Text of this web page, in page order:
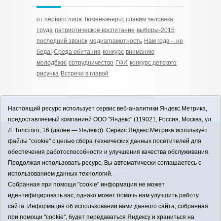
от первого лица Тюменьэнерго славим человека
труда патриотическое воспитание выборы-2015
последний звонок медиаграмотность Нам года – не
беда! Среда обитания конкурс вниманию
молодёжи! сотрудничество ГФИ конкурс детского
рисунка Встречи в главой
12+
ЗАВОДОУКОВСК online / Новости
Заводоуковского муниципального округа, 2026
Учредитель: АНО "Информационно-издательский
центр "Заводоуковские вести". Главный редактор:
E-mail:
zavest@obl72.ru
Тел.: 8 (34542) 2-10-33
Политика оператора
Настоящий ресурс использует сервис веб-аналитики Яндекс.Метрика,
предоставляемый компанией ООО "Яндекс" (119021, Россия, Москва, ул.
Л. Толстого, 16 (далее — Яндекс)). Сервис Яндекс.Метрика использует
файлы "cookie" с целью сбора технических данных посетителей для
обеспечения работоспособности и улучшения качества обслуживания.
Продолжая использовать ресурс, Вы автоматически соглашаетесь с
использованием данных технологий.
Собранная при помощи "cookie" информация не может
идентифицировать вас, однако может помочь нам улучшить работу
сайта. Информация об использовании вами данного сайта, собранная
при помощи "cookie", будет передаваться Яндексу и храниться на